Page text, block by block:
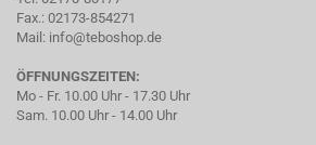
Fax.: 02173-854271
Mail: info@teboshop.de
ÖFFNUNGSZEITEN:
Mo - Fr. 10.00 Uhr - 17.30 Uhr
Sam. 10.00 Uhr - 14.00 Uhr